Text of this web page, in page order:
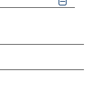
ANGESEHENE